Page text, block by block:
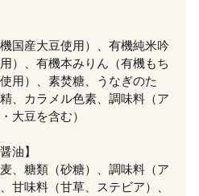
国産大豆使用）、有機純米吟
）、有機本みりん（有機もち
用）、素焚糖、うなぎのた
、カラメル色素、調味料（ア
大豆を含む）
油】
、糖類（砂糖）、調味料（ア
甘味料（甘草、ステビア）、